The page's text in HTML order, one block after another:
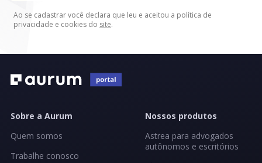
Ao se cadastrar você declara que leu e aceitou a política de
privacidade e cookies do site.
Sobre a Aurum
Quem somos
Trabalhe conosco
Nossos produtos
Astrea para advogados
autônomos e escritórios